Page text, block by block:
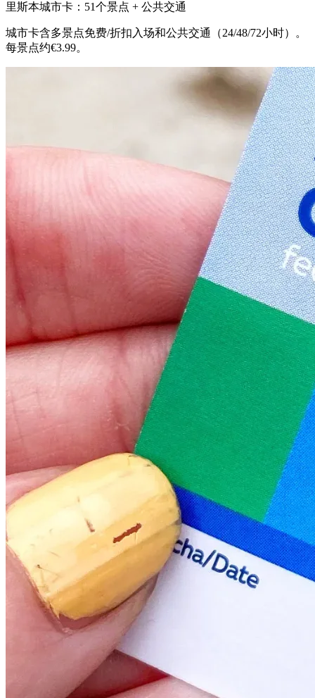
里斯本城市卡：51个景点 + 公共交通
城市卡含多景点免费/折扣入场和公共交通（24/48/72小时）。
每景点约€3.99。